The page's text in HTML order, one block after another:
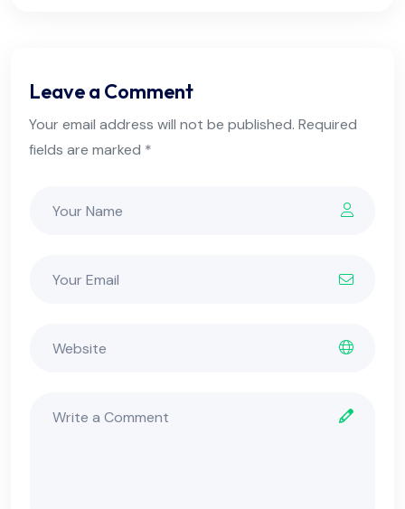
Leave a Comment
Your email address will not be published. Required
fields are marked *